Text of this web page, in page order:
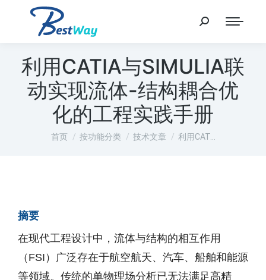
利用CATIA与SIMULIA联
动实现流体-结构耦合优
化的工程实践手册
您在这里：
首页 按功能分类 技术文章 利用CAT…
摘要
在现代工程设计中，流体与结构的相互作用
（FSI）广泛存在于航空航天、汽车、船舶和能源
等领域。传统的单物理场分析已无法满足高精